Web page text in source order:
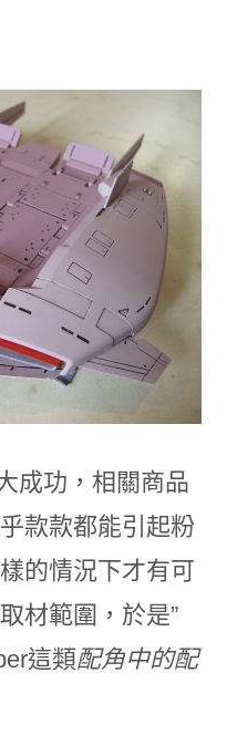
成功，相關商品
款款都能引起粉
的情況下才有可
材範圍，於是”
這類配角中的配